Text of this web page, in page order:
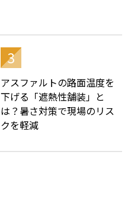
アスファルトの路面温度を
下げる「遮熱性舗装」と
は？暑さ対策で現場のリス
クを軽減